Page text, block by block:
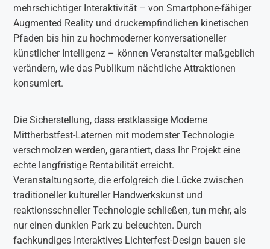
mehrschichtiger Interaktivität – von Smartphone-fähiger
Augmented Reality und druckempfindlichen kinetischen
Pfaden bis hin zu hochmoderner konversationeller
künstlicher Intelligenz – können Veranstalter maßgeblich
verändern, wie das Publikum nächtliche Attraktionen
konsumiert.
Die Sicherstellung, dass erstklassige Moderne
Mittherbstfest-Laternen mit modernster Technologie
verschmolzen werden, garantiert, dass Ihr Projekt eine
echte langfristige Rentabilität erreicht.
Veranstaltungsorte, die erfolgreich die Lücke zwischen
traditioneller kultureller Handwerkskunst und
reaktionsschneller Technologie schließen, tun mehr, als
nur einen dunklen Park zu beleuchten. Durch
fachkundiges Interaktives Lichterfest-Design bauen sie